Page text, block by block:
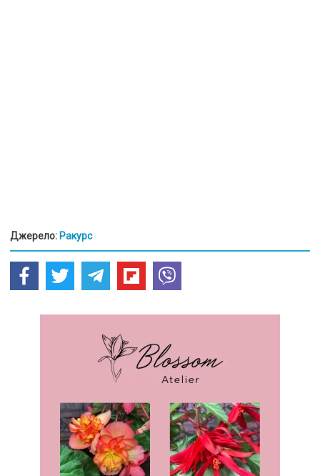
Джерело: Ракурс